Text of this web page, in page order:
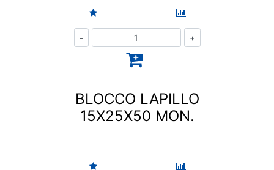
BLOCCO LAPILLO
15X25X50 MON.